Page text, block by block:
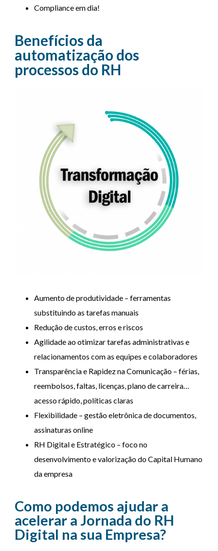
Compliance em dia!
Benefícios da
automatização dos
processos do RH
Aumento de produtividade – ferramentas
substituindo as tarefas manuais
Redução de custos, erros e riscos
Agilidade ao otimizar tarefas administrativas e
relacionamentos com as equipes e colaboradores
Transparência e Rapidez na Comunicação – férias,
reembolsos, faltas, licenças, plano de carreira…
acesso rápido, políticas claras
Flexibilidade – gestão eletrônica de documentos,
assinaturas online
RH Digital e Estratégico – foco no
desenvolvimento e valorização do Capital Humano
da empresa
Como podemos ajudar a
acelerar a Jornada do RH
Digital na sua Empresa?